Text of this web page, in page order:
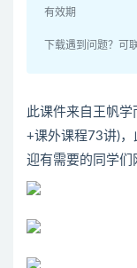
有效期
下载遇到问题？可
此课件来自王帆
+课外课程73讲)
迎有需要的同学们